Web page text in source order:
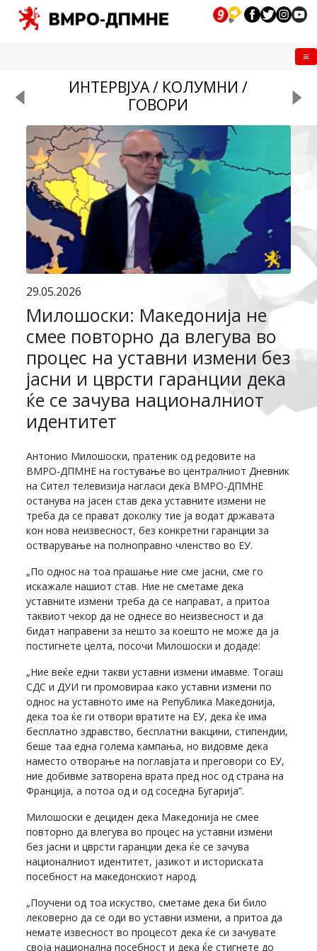
ИНТЕРВЈУА / КОЛУМНИ /
ГОВОРИ
29.05.2026
Милошоски: Македонија не
смее повторно да влегува во
процес на уставни измени без
јасни и цврсти гаранции дека
ќе се зачува националниот
идентитет
Антонио Милошоски, пратеник од редовите на
ВМРО-ДПМНЕ на гостување во централниот Дневник
на Сител телевизија нагласи дека ВМРО-ДПМНЕ
останува на јасен став дека уставните измени не
треба да се прават доколку тие ја водат државата
кон нова неизвесност, без конкретни гаранции за
остварување на полноправно членство во ЕУ.
„По однос на тоа прашање ние сме јасни, сме го
искажале нашиот став. Ние не сметаме дека
уставните измени треба да се направат, а притоа
таквиот чекор да не однесе во неизвесност и да
бидат направени за нешто за коешто не може да ја
постигнете целта, посочи Милошоски и додаде:
„Ние веќе едни такви уставни измени имавме. Тогаш
СДС и ДУИ ги промовираа како уставни измени по
однос на уставното име на Република Македонија,
дека тоа ќе ги отвори вратите на ЕУ, дека ќе има
бесплатно здравство, бесплатни вакцини, стипендии,
беше таа една голема кампања, но видовме дека
наместо отворање на поглавјата и преговори со ЕУ,
ние добивме затворена врата пред нос од страна на
Франција, а потоа од и од соседна Бугарија”.
Милошоски е дециден дека Македонија не смее
повторно да влегува во процес на уставни измени
без јасни и цврсти гаранции дека ќе се зачува
националниот идентитет, јазикот и историската
посебност на македонскиот народ.
„Поучени од тоа искуство, сметаме дека би било
лековерно да се оди во уставни измени, а притоа да
немате извесност во процесот дека ќе си зачувате
своја национална посебност и дека ќе стигнете до